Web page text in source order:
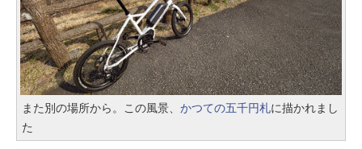
また別の場所から。この風景、 かつての五千円札に描かれまし
た